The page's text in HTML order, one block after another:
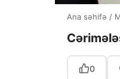
Ana səhifə /
0